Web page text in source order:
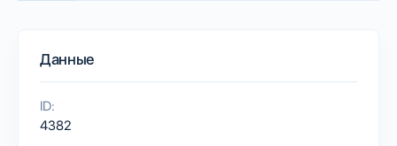
Данные
ID:
4382